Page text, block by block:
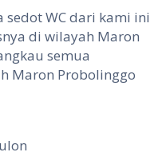
WC dari kami ini
di wilayah Maron
semua
Maron Probolinggo